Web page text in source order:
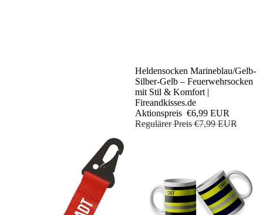
Sale
Heldensocken Marineblau/Gelb-
Silber-Gelb – Feuerwehrsocken
mit Stil & Komfort |
Fireandkisses.de
Aktionspreis €6,99 EUR
Regulärer Preis€7,99 EUR